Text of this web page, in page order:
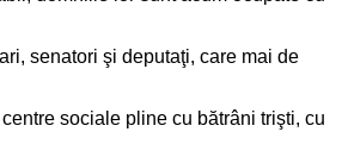
senatori şi deputaţi, care mai de
sociale pline cu bătrâni trişti, cu